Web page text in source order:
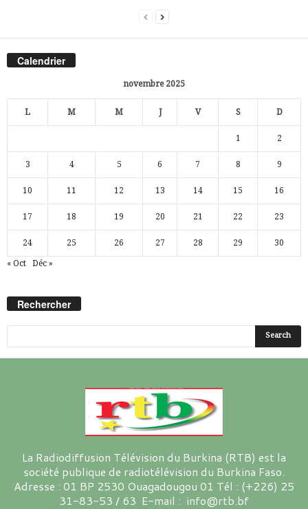
Calendrier
novembre 2025
L M M J V S D
1 2
3 4 5 6 7 8 9
10 11 12 13 14 15 16
17 18 19 20 21 22 23
24 25 26 27 28 29 30
« Oct Déc »
Rechercher
La Radiodiffusion Télévision du Burkina (RTB) est la
société publique de radiotélévision du Burkina Faso.
Adresse : 01 BP 2530 Ouagadougou 01 Tél : (+226) 25
31-83-53 / 63 E-mail : info@rtb.bf